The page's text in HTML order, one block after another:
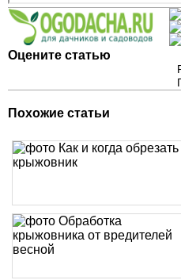
Оцените статью
Похожие статьи